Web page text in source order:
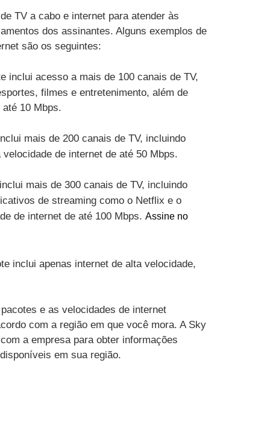
TV a cabo e internet para atender às
dos assinantes. Alguns exemplos de
são os seguintes:
inclui acesso a mais de 100 canais de TV,
filmes e entretenimento, além de
10 Mbps.
mais de 200 canais de TV, incluindo
de internet de até 50 Mbps.
mais de 300 canais de TV, incluindo
de streaming como o Netflix e o
de internet de até 100 Mbps. Assine no
inclui apenas internet de alta velocidade,
e as velocidades de internet
com a região em que você mora. A Sky
a empresa para obter informações
em sua região.